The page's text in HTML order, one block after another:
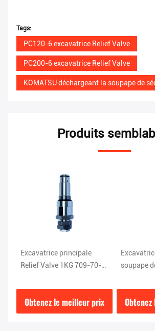
Tags:
PC120-6 excavatrice Relief Valve
PC200-6 excavatrice Relief Valve
KOMATSU déchargeant la soupape de
Produits
Excavatrice principale
Relief Valve 1KG 709-70-
PC200-5
Obtenez le meilleur prix
soupape
2L-04523